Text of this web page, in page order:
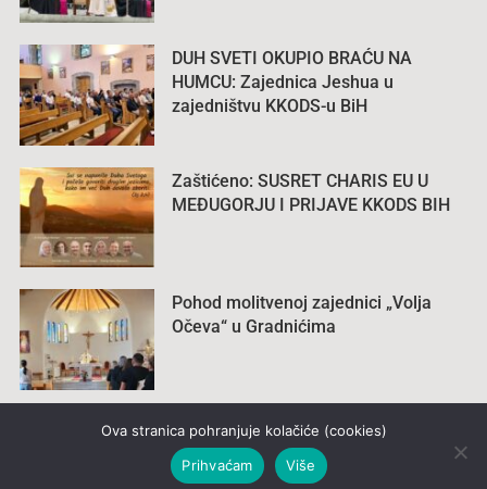
DUH SVETI OKUPIO BRAĆU NA
HUMCU: Zajednica Jeshua u
zajedništvu KKODS-u BiH
Zaštićeno: SUSRET CHARIS EU U
MEĐUGORJU I PRIJAVE KKODS BIH
Pohod molitvenoj zajednici „Volja
Očeva“ u Gradnićima
Ova stranica pohranjuje kolačiće (cookies)
Prihvaćam
Više